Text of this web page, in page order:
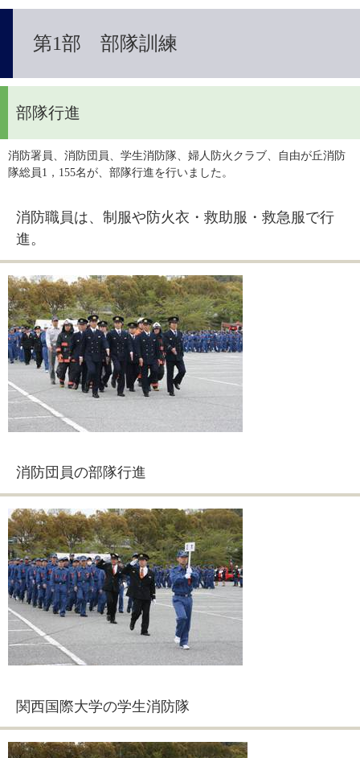
第1部 部隊訓練
部隊行進
消防署員、消防団員、学生消防隊、婦人防火クラブ、自由が丘消防
隊総員1，155名が、部隊行進を行いました。
消防職員は、制服や防火衣・救助服・救急服で行
進。
消防団員の部隊行進
関西国際大学の学生消防隊